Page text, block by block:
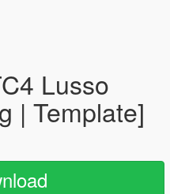
Lusso
| Template]